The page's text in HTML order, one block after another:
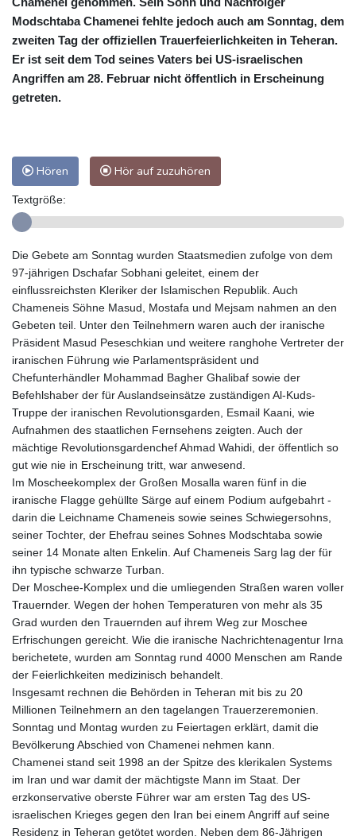
Modschtaba Chamenei fehlte jedoch auch am Sonntag, dem
zweiten Tag der offiziellen Trauerfeierlichkeiten in Teheran.
Er ist seit dem Tod seines Vaters bei US-israelischen
Angriffen am 28. Februar nicht öffentlich in Erscheinung
getreten.
Hören Hör auf zuzuhören
Textgröße:
Die Gebete am Sonntag wurden Staatsmedien zufolge von dem
97-jährigen Dschafar Sobhani geleitet, einem der
einflussreichsten Kleriker der Islamischen Republik. Auch
Chameneis Söhne Masud, Mostafa und Mejsam nahmen an den
Gebeten teil. Unter den Teilnehmern waren auch der iranische
Präsident Masud Peseschkian und weitere ranghohe Vertreter der
iranischen Führung wie Parlamentspräsident und
Chefunterhändler Mohammad Bagher Ghalibaf sowie der
Befehlshaber der für Auslandseinsätze zuständigen Al-Kuds-
Truppe der iranischen Revolutionsgarden, Esmail Kaani, wie
Aufnahmen des staatlichen Fernsehens zeigten. Auch der
mächtige Revolutionsgardenchef Ahmad Wahidi, der öffentlich so
gut wie nie in Erscheinung tritt, war anwesend.
Im Moscheekomplex der Großen Mosalla waren fünf in die
iranische Flagge gehüllte Särge auf einem Podium aufgebahrt -
darin die Leichname Chameneis sowie seines Schwiegersohns,
seiner Tochter, der Ehefrau seines Sohnes Modschtaba sowie
seiner 14 Monate alten Enkelin. Auf Chameneis Sarg lag der für
ihn typische schwarze Turban.
Der Moschee-Komplex und die umliegenden Straßen waren voller
Trauernder. Wegen der hohen Temperaturen von mehr als 35
Grad wurden den Trauernden auf ihrem Weg zur Moschee
Erfrischungen gereicht. Wie die iranische Nachrichtenagentur Irna
berichetete, wurden am Sonntag rund 4000 Menschen am Rande
der Feierlichkeiten medizinisch behandelt.
Insgesamt rechnen die Behörden in Teheran mit bis zu 20
Millionen Teilnehmern an den tagelangen Trauerzeremonien.
Sonntag und Montag wurden zu Feiertagen erklärt, damit die
Bevölkerung Abschied von Chamenei nehmen kann.
Chamenei stand seit 1998 an der Spitze des klerikalen Systems
im Iran und war damit der mächtigste Mann im Staat. Der
erzkonservative oberste Führer war am ersten Tag des US-
israelischen Krieges gegen den Iran bei einem Angriff auf seine
Residenz in Teheran getötet worden. Neben dem 86-Jährigen